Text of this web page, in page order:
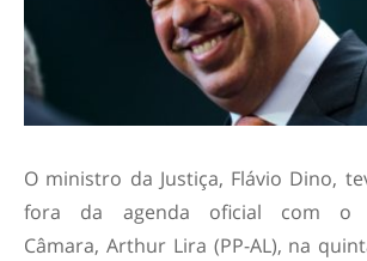
O ministro da Justiça, Flávio Dino,
fora da agenda oficial com o
Câmara, Arthur Lira (PP-AL), na